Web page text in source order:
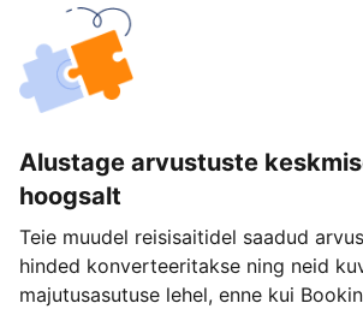
Alustage arvustuste
hoogsalt
Teie muudel reisisaitidel saadud
hinded konverteeritakse ning neid
majutusasutuse lehel, enne kui